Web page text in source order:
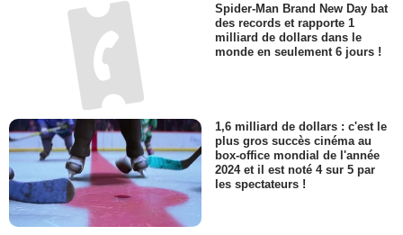
Spider-Man Brand New Day bat
des records et rapporte 1
milliard de dollars dans le
monde en seulement 6 jours !
1,6 milliard de dollars : c'est le
plus gros succès cinéma au
box-office mondial de l'année
2024 et il est noté 4 sur 5 par
les spectateurs !